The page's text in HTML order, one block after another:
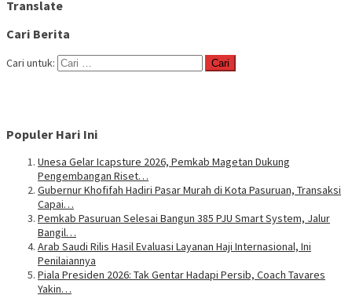
Translate
Cari Berita
Cari untuk:
Populer Hari Ini
Unesa Gelar Icapsture 2026, Pemkab Magetan Dukung
Pengembangan Riset…
Gubernur Khofifah Hadiri Pasar Murah di Kota Pasuruan, Transaksi
Capai…
Pemkab Pasuruan Selesai Bangun 385 PJU Smart System, Jalur
Bangil…
Arab Saudi Rilis Hasil Evaluasi Layanan Haji Internasional, Ini
Penilaiannya
Piala Presiden 2026: Tak Gentar Hadapi Persib, Coach Tavares
Yakin…